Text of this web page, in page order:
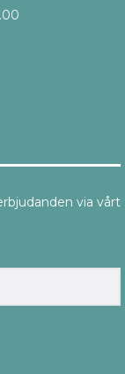
via vårt